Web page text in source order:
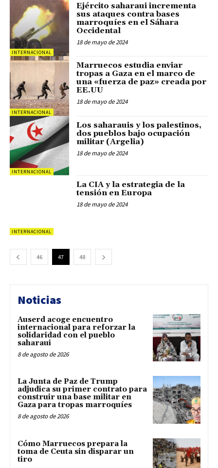
INTERNACIONAL
Ejército saharaui incrementa
sus ataques contra bases
marroquíes en el Sáhara
Occidental
18 de mayo de 2024
INTERNACIONAL
Marruecos estudia enviar
tropas a Gaza en el marco de
una «fuerza de paz» creada por
EE.UU
18 de mayo de 2024
INTERNACIONAL
Los saharauis y los palestinos,
dos pueblos bajo ocupación
militar (Argelia)
18 de mayo de 2024
INTERNACIONAL
La CIA y la estrategia de la
tensión en Europa
18 de mayo de 2024
46 47 48
Noticias
Auserd acoge encuentro
internacional para reforzar la
solidaridad con el pueblo
saharaui
8 de agosto de 2026
La Junta de Paz de Trump
adjudica su primer contrato para
construir una base militar en
Gaza para tropas marroquíes
8 de agosto de 2026
Cómo Marruecos prepara la
toma de Ceuta sin disparar un
tiro